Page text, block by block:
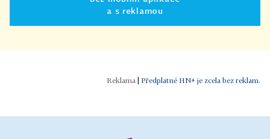
a s reklamou
Předplatné HN+ je zcela bez reklam.